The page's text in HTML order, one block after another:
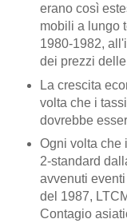
erano così
mobili a lungo
1980-1982,
dei prezzi
La crescita
volta che i
dovrebbe
Ogni volta che
2-standard
avvenuti
del 1987,
Contagio